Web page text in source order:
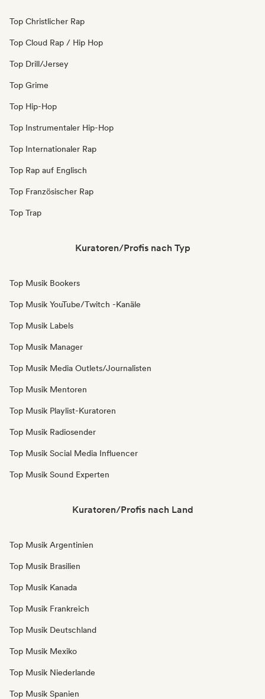
Top Christlicher Rap
Top Cloud Rap / Hip Hop
Top Drill/Jersey
Top Grime
Top Hip-Hop
Top Instrumentaler Hip-Hop
Top Internationaler Rap
Top Rap auf Englisch
Top Französischer Rap
Top Trap
Kuratoren/Profis nach Typ
Top Musik Bookers
Top Musik YouTube/Twitch -Kanäle
Top Musik Labels
Top Musik Manager
Top Musik Media Outlets/Journalisten
Top Musik Mentoren
Top Musik Playlist-Kuratoren
Top Musik Radiosender
Top Musik Social Media Influencer
Top Musik Sound Experten
Kuratoren/Profis nach Land
Top Musik Argentinien
Top Musik Brasilien
Top Musik Kanada
Top Musik Frankreich
Top Musik Deutschland
Top Musik Mexiko
Top Musik Niederlande
Top Musik Spanien